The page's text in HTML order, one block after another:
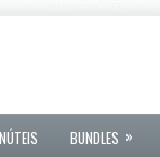
BUNDLES »